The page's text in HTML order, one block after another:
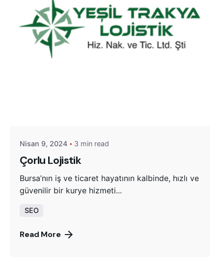
Nisan 9, 2024 3 min read
Çorlu Lojistik
Bursa’nın iş ve ticaret hayatının kalbinde, hızlı ve
güvenilir bir kurye hizmeti...
SEO
Read More